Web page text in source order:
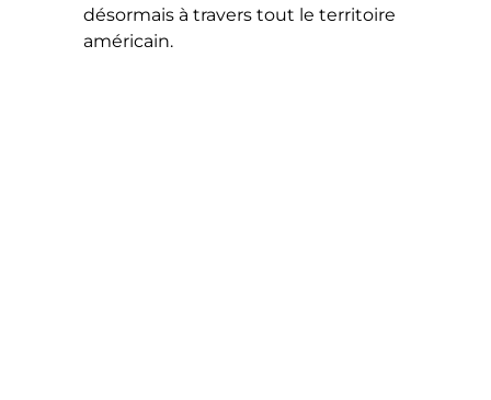
désormais à travers tout le territoire
américain.